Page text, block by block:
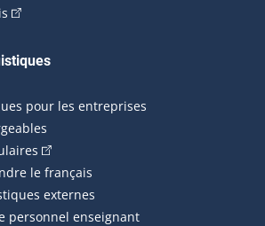
(Cet hyperlien externe s'ouvrira dans une
pour les entreprises
(Cet hyperlien externe s'ouvrira
le français
externes
personnel enseignant